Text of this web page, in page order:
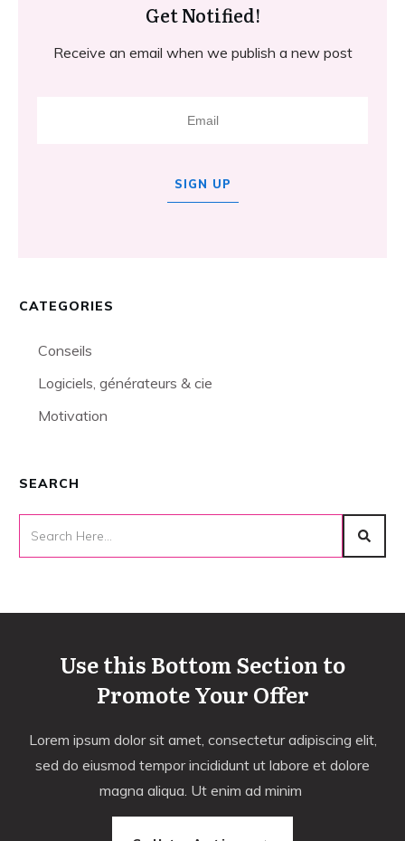
Get Notified!
Receive an email when we publish a new post
SIGN UP
CATEGORIES
Conseils
Logiciels, générateurs & cie
Motivation
SEARCH
Use this Bottom Section to
Promote Your Offer
Lorem ipsum dolor sit amet, consectetur adipiscing elit,
sed do eiusmod tempor incididunt ut labore et dolore
magna aliqua. Ut enim ad minim